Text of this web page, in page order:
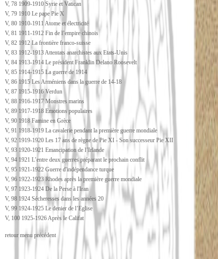
V, 78 1909-1910 Syrie et Vatican
V, 79 1910 Le pape Pie X
V, 80 1910-1911 Atome et électricité
V, 81 1911-1912 Fin de l’empire chinois
V, 82 1912 La frontière franco-suisse
V, 83 1912-1913 Attentats anarchistes aux Etats-Unis
V, 84 1913-1914 Le président Franklin Delano Roosevelt
V, 85 1914-1915 La guerre de 1914
V, 86 1915 Les Arméniens dans la guerre de 14-18
V, 87 1915-1916 Verdun
V, 88 1916-1917 Monstres marins
V, 89 1917-1918 Emotions populaires
V, 90 1918 Famine en Grèce
V, 91 1918-1919 La cavalerie pendant la première guerre mondiale
V, 92 1919-1920 Les 17 ans de règne de Pie XI - Son successeur Pie XII
V, 93 1920-1921 Emancipation de l’Irlande
V, 94 1921 L’entre deux guerres préparant le prochain conflit
V, 95 1921-1922 Guerre d'indépendance turque
V, 96 1922-1923 Rhodes après la première guerre mondiale
V, 97 1923-1924 De la Perse à l'Iran
V, 98 1924 Sécheresses dans les années 20
V, 99 1924-1925 Le denier de l’Eglise
V, 100 1925-1926 Après le Califat
retour menu précédent